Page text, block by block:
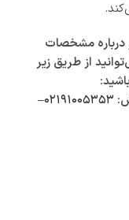
مشخصات
از طریق زیر
۰۲۱۹۱۰۰۵۳۵۳–